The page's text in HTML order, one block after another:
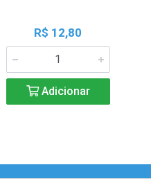
R$ 12,80
Adicionar